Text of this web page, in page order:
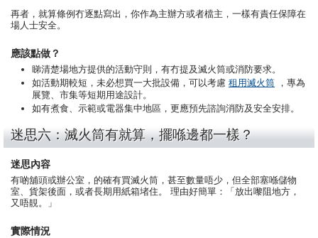
再者，就算條例冇逐點寫出，你作為主辦方或者檔主，一樣有責任保障在
場人士安全。
應該點做？
睇清楚場地方提供的活動守則，有冇提及滅火筒或消防要求。
如活動期較短，未必想買一大批設備，可以考慮 租用滅火筒 ，專為
展覽、市集等短期用途設計。
如有煮食、示範或電器集中地區，更應預先諮詢消防及安全安排。
迷思六：滅火筒有就算，擺喺邊都一樣？
迷思內容
有啲舖頭或辦公室，的確有買滅火筒，甚至數量唔少，但全部塞喺儲物
室、貨架後面，或者長期用紙箱堵住。 理由好簡單：「放出嚟阻地方，
又唔靚。」
實際情況